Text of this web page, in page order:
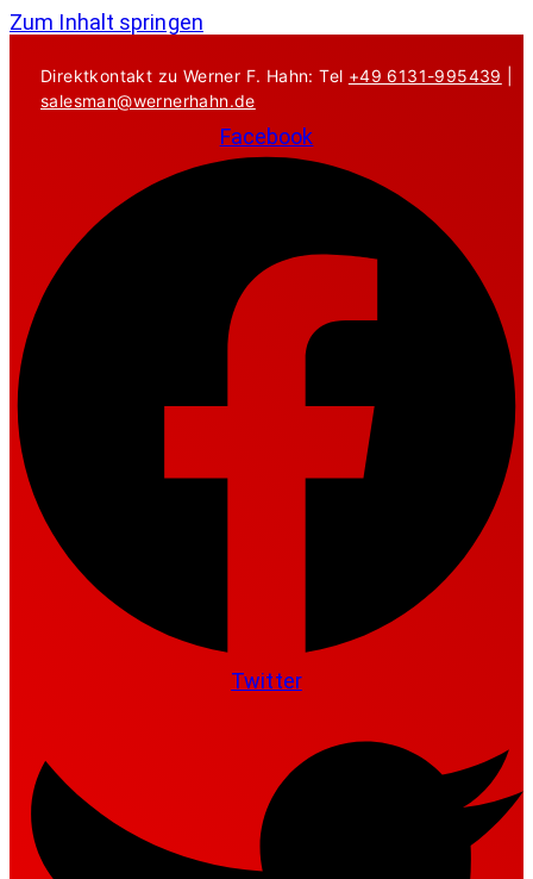
Zum Inhalt springen
Direktkontakt zu Werner F. Hahn: Tel +49 6131-995439
salesman@wernerhahn.de
Facebook
Twitter